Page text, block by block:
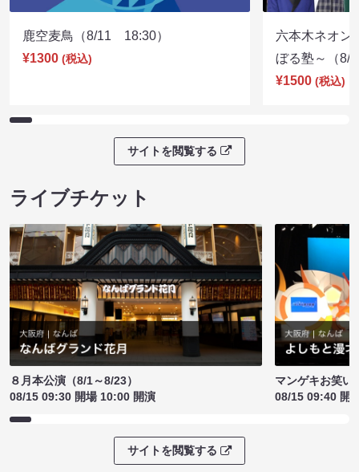
鹿空麦鳥（8/11 18:30）
¥1300 (税込)
六本木ネオン
ぼる塾～（
¥1500 (税込)
サイトを閲覧する
ライブチケット
８月本公演（8/1～8/23）
08/15 09:30 開場 10:00 開演
マンゲキお笑い
08/15 09:40 開
サイトを閲覧する